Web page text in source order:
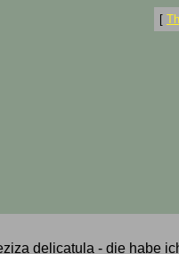
[
delicatula - die habe